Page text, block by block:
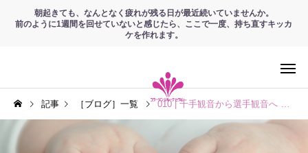
朝起きても、なんとなく疲れが残る日が最近続いていませんか。
前のように1週間を回せていないと感じたら、ここで一度、持ち直すキッカ
ケを作れます。
記事 ［ブログ］一覧 010 | 千手観音から選手観音へ ⑵｜ 2本の腕、使えていますか？